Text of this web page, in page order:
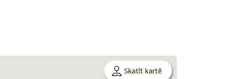
Skatīt kartē